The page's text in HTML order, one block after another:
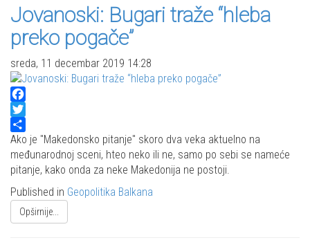
Jovanoski: Bugari traže “hleba
preko pogače”
sreda, 11 decembar 2019 14:28
Facebook
Twitter
Share
Ako je "Makedonsko pitanje" skoro dva veka aktuelno na
međunarodnoj sceni, hteo neko ili ne, samo po sebi se nameće
pitanje, kako onda za neke Makedonija ne postoji.
Published in Geopolitika Balkana
Opširnije...